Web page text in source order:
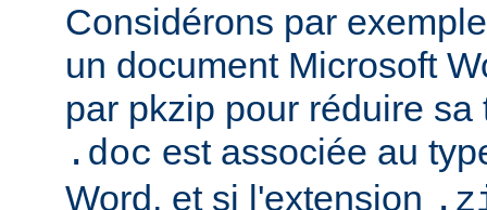
Considérons par
un document Microsoft
par pkzip pour réduire
.doc est associée au
Word, et si l'extension